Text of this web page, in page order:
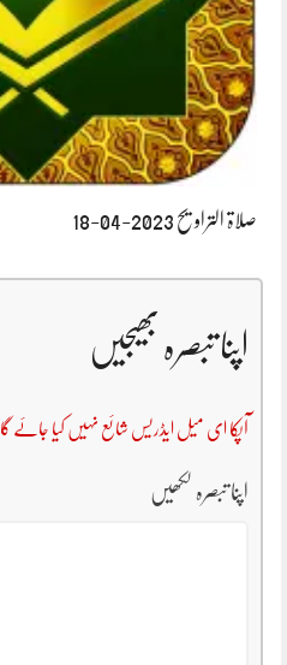
صلاۃ التراویح 2023-04-18
اپنا تبصرہ بھیجیں
آپکا ای میل ایڈریس شائع نہیں کیا جائے گا
اپنا تبصرہ لکھیں